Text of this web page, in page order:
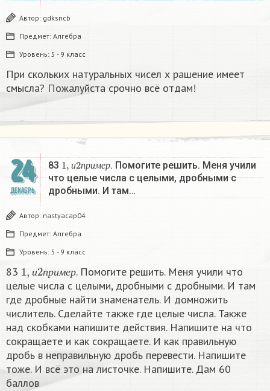
Автор: gdksncb
Предмет: Алгебра
Уровень: 5 - 9 класс
При скольких натуральных чисел х рашение имеет
смысла? Пожалуйста срочно всё отдам!
24
ДЕКАБРЬ
83 и пр име р
1,и 2пример
. Помогите решить. Меня учили
что целые числа с целыми, дробными с
дробными. И там…
Автор: nastyacap04
Предмет: Алгебра
Уровень: 5 - 9 класс
83 и п р име р
1 2п
. Помогите решить. Меня учили что
целые числа с целыми, дробными с дробными. И там
где дробные найти знаменатель. И домножить
числитель. Сделайте также где целые числа. Также
над скобками напишите действия. Напишите на что
сокращаете и как сокращаете. И как правильную
дробь в неправильную дробь перевести. Напишите
тоже. И всё это на листочке. Напишите. Дам 60
баллов